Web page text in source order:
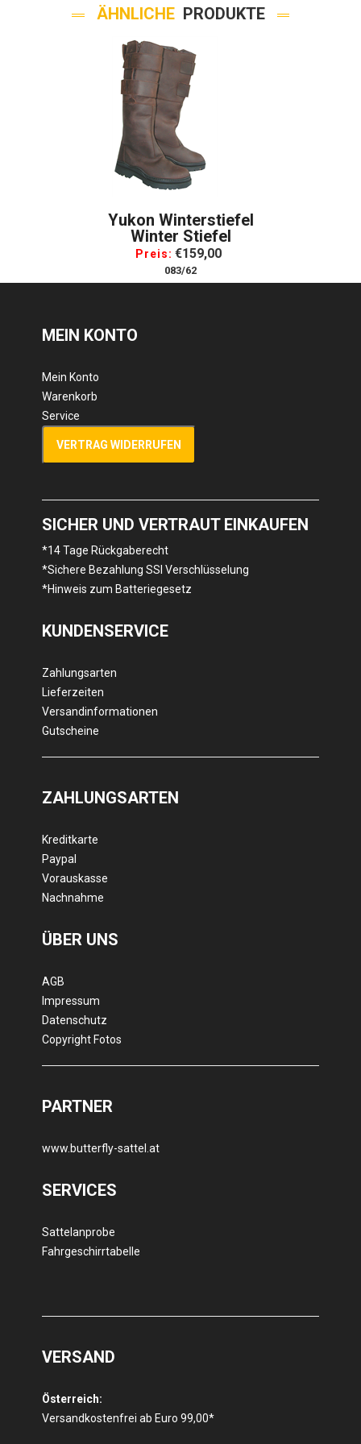
ÄHNLICHEPRODUKTE
Yukon Winterstiefel
Winter Stiefel
Preis: €159,00
083/62
MEIN KONTO
Mein Konto
Warenkorb
Service
VERTRAG WIDERRUFEN
SICHER UND VERTRAUT EINKAUFEN
*14 Tage Rückgaberecht
*Sichere Bezahlung SSl Verschlüsselung
*Hinweis zum Batteriegesetz
KUNDENSERVICE
Zahlungsarten
Lieferzeiten
Versandinformationen
Gutscheine
ZAHLUNGSARTEN
Kreditkarte
Paypal
Vorauskasse
Nachnahme
ÜBER UNS
AGB
Impressum
Datenschutz
Copyright Fotos
PARTNER
www.butterfly-sattel.at
SERVICES
Sattelanprobe
Fahrgeschirrtabelle
VERSAND
Österreich:
Versandkostenfrei ab Euro 99,00*